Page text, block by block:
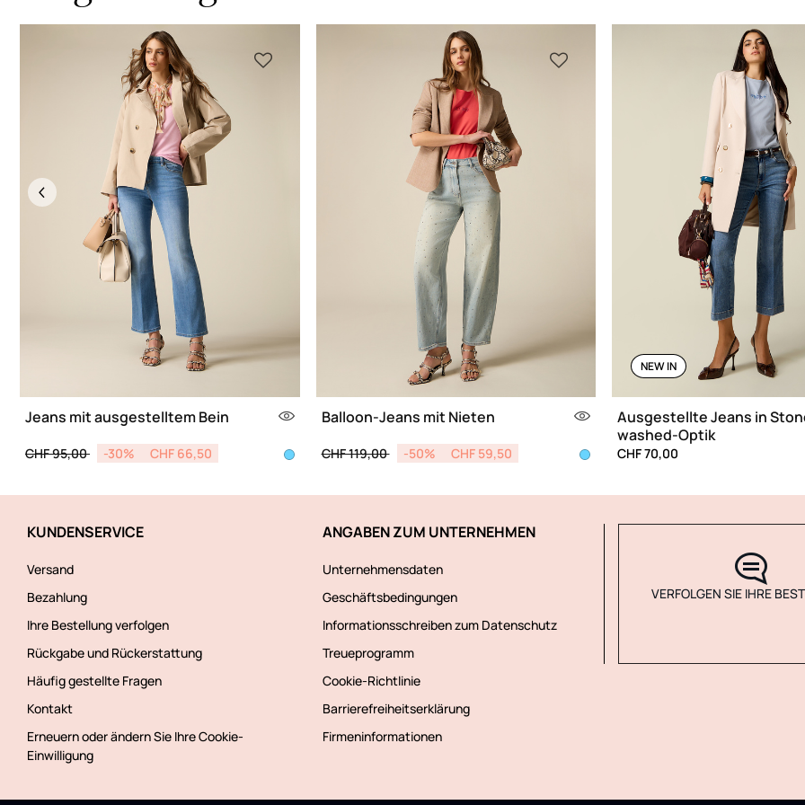
Jeans mit ausgestelltem Bein
Price reduced from
CHF 95,00to -30% CHF 66,50
Balloon-Jeans mit Nieten
Price reduced from
CHF 119,00to -50% CHF 59,50
NEW IN
Ausgestellte Jeans in
washed-Optik
CHF 70,00
Previous
KUNDENSERVICE
Versand
Bezahlung
Ihre Bestellung verfolgen
Rückgabe und Rückerstattung
Häufig gestellte Fragen
Kontakt
Erneuern oder ändern Sie Ihre Cookie-
Einwilligung
ANGABEN ZUM UNTERNEHMEN
Unternehmensdaten
Geschäftsbedingungen
Informationsschreiben zum Datenschutz
Treueprogramm
Cookie-Richtlinie
Barrierefreiheitserklärung
Firmeninformationen
VERFOLGEN SIE IHRE